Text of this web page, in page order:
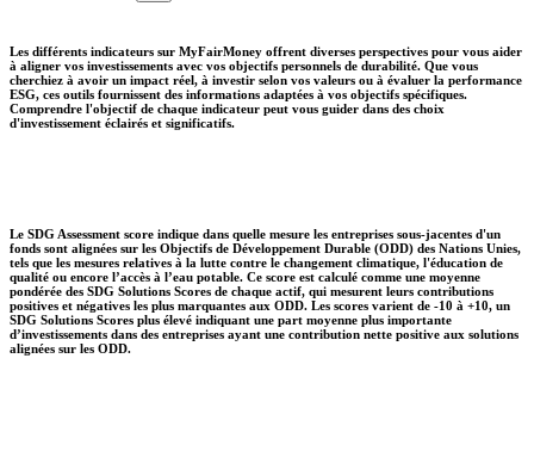
Les différents indicateurs sur MyFairMoney offrent diverses perspectives pour vous aider
à aligner vos investissements avec vos objectifs personnels de durabilité. Que vous
cherchiez à avoir un impact réel, à investir selon vos valeurs ou à évaluer la performance
ESG, ces outils fournissent des informations adaptées à vos objectifs spécifiques.
Comprendre l'objectif de chaque indicateur peut vous guider dans des choix
d'investissement éclairés et significatifs.
Le SDG Assessment score indique dans quelle mesure les entreprises sous-jacentes d'un
fonds sont alignées sur les Objectifs de Développement Durable (ODD) des Nations Unies,
tels que les mesures relatives à la lutte contre le changement climatique, l'éducation de
qualité ou encore l’accès à l’eau potable. Ce score est calculé comme une moyenne
pondérée des SDG Solutions Scores de chaque actif, qui mesurent leurs contributions
positives et négatives les plus marquantes aux ODD. Les scores varient de -10 à +10, un
SDG Solutions Scores plus élevé indiquant une part moyenne plus importante
d’investissements dans des entreprises ayant une contribution nette positive aux solutions
alignées sur les ODD.